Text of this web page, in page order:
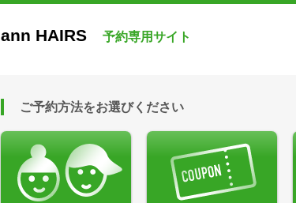
ann HAIRS 予約専用サイト
ご予約方法をお選びください